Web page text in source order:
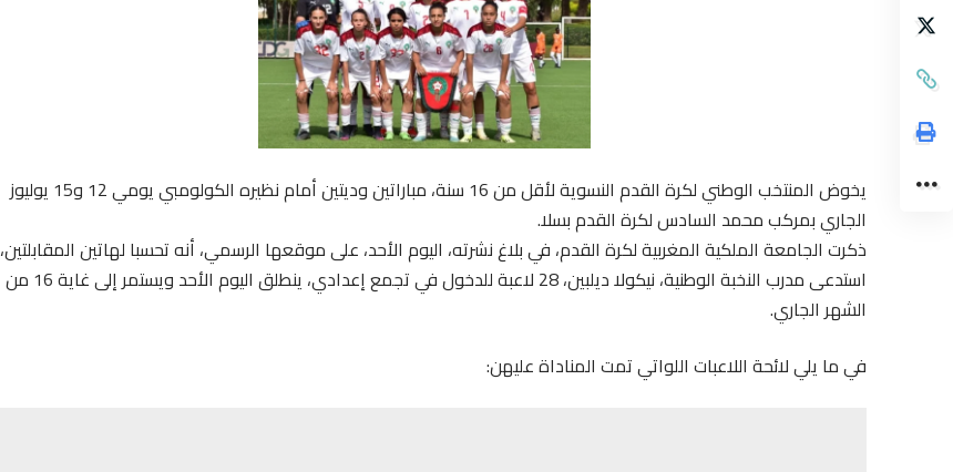
يخوض المنتخب الوطني لكرة القدم النسوية لأقل من 16 سنة، مباراتين وديتين أمام نظيره الكولومبي يومي 12 و15 يوليوز
الجاري بمركب محمد السادس لكرة القدم بسلا.
ذكرت الجامعة الملكية المغربية لكرة القدم، في بلاغ نشرته، اليوم الأحد، على موقعها الرسمي، أنه تحسبا لهاتين المقابلتين،
استدعى مدرب النخبة الوطنية، نيكولا ديلبين، 28 لاعبة للدخول في تجمع إعدادي، ينطلق اليوم الأحد ويستمر إلى غاية 16 من
الشهر الجاري.
في ما يلي لائحة اللاعبات اللواتي تمت المناداة عليهن: